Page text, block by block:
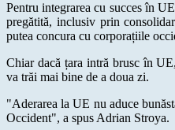
Pentru integrarea cu succes în
pregătită, inclusiv prin
putea concura cu corporațiile
Chiar dacă țara intră brusc în
va trăi mai bine de a doua zi.
"Aderarea la UE nu aduce
Occident", a spus Adrian Stroya.